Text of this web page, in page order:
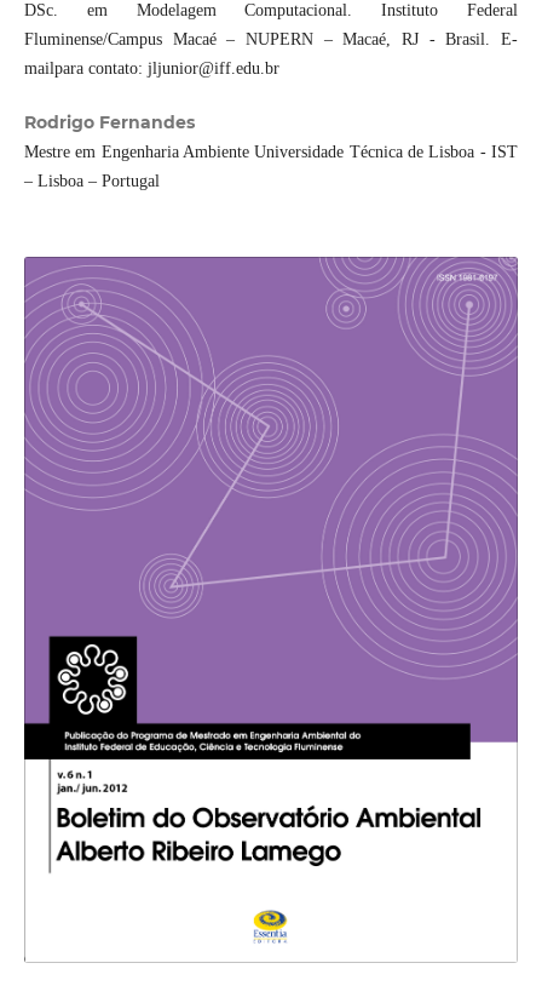
DSc. em Modelagem Computacional. Instituto Federal
Fluminense/Campus Macaé – NUPERN – Macaé, RJ - Brasil. E-
mailpara contato: jljunior@iff.edu.br
Rodrigo Fernandes
Mestre em Engenharia Ambiente Universidade Técnica de Lisboa - IST
– Lisboa – Portugal